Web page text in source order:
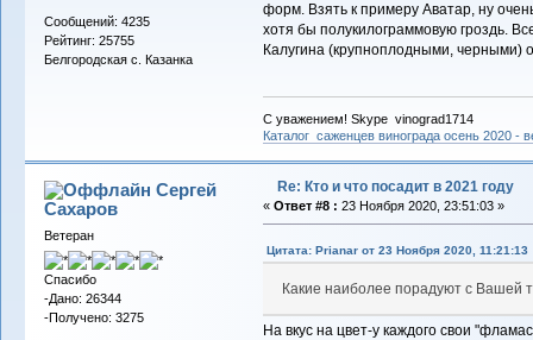
Сообщений: 4235
Рейтинг: 25755
Белгородская с. Казанка
форм. Взять к примеру Аватар, ну
хотя бы полукилограммовую гроздь.
Калугина (крупноплодными,
С уважением! Skype vinograd1714
Каталог саженцев винограда осень 2020 -
Сергей
Сахаров
Ветеран
Спасибо
-Дано: 26344
-Получено: 3275
Re: Кто и что посадит в 2021 году
« Ответ #8 : 23 Ноября 2020, 23:51:03 »
Цитата: Prianar от 23 Ноября 2020, 11:21:13
Какие наиболее порадуют с Вашей
На вкус на цвет-у каждого свои